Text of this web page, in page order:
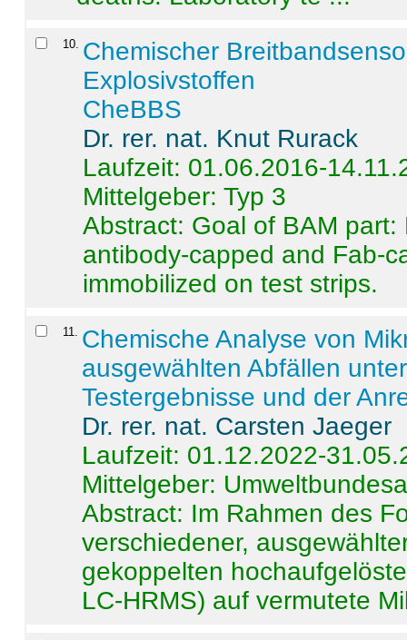
10 Chemischer
Explosivstoffen
CheBBS
Dr. rer. nat. Knut Rurack
Laufzeit: 01.06.2016-
Mittelgeber: Typ 3
Abstract: Goal of BAM
antibody-capped and Fab-
immobilized on test strips.
11
Chemische Analyse von
ausgewählten Abfällen
Testergebnisse und der
Dr. rer. nat. Carsten Jaeger
Laufzeit: 01.12.2022-
Mittelgeber:
Abstract: Im Rahmen des
verschiedener,
gekoppelten
LC-HRMS) auf vermutete